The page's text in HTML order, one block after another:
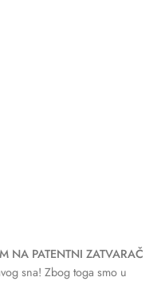
NA PATENTNI ZATVARAČ
sna! Zbog toga smo u